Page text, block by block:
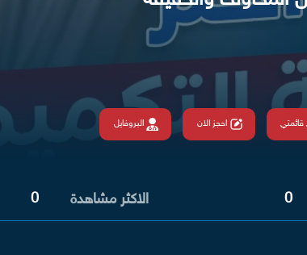
احجز الان البروفايل
0 الاكثر مشاهدة 0